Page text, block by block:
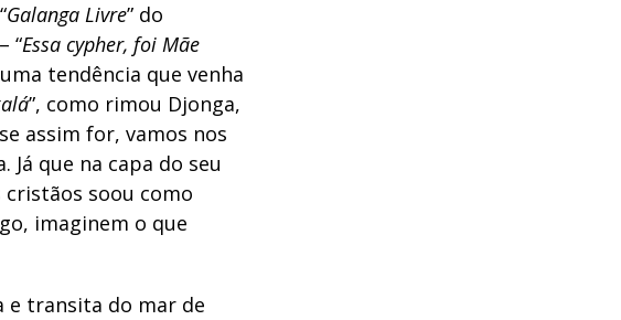
Galanga Livre” do
“Essa cypher, foi Mãe
tendência que venha
”, como rimou Djonga,
assim for, vamos nos
Já que na capa do seu
soou como
imaginem o que
e transita do mar de